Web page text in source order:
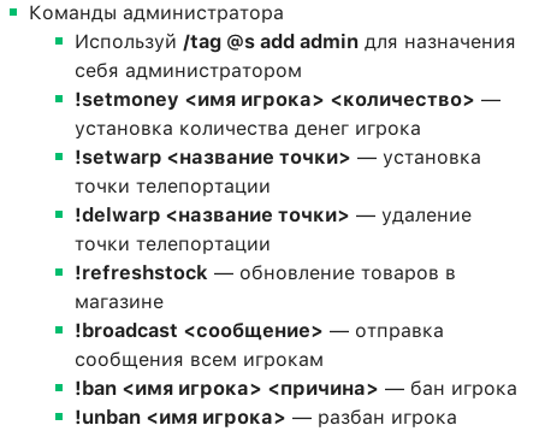
Команды администратора
Используй /tag @s add admin для назначения
себя администратором
!setmoney <имя игрока> <количество> —
установка количества денег игрока
!setwarp <название точки> — установка
точки телепортации
!delwarp <название точки> — удаление
точки телепортации
!refreshstock — обновление товаров в
магазине
!broadcast <сообщение> — отправка
сообщения всем игрокам
!ban <имя игрока> <причина> — бан игрока
!unban <имя игрока> — разбан игрока